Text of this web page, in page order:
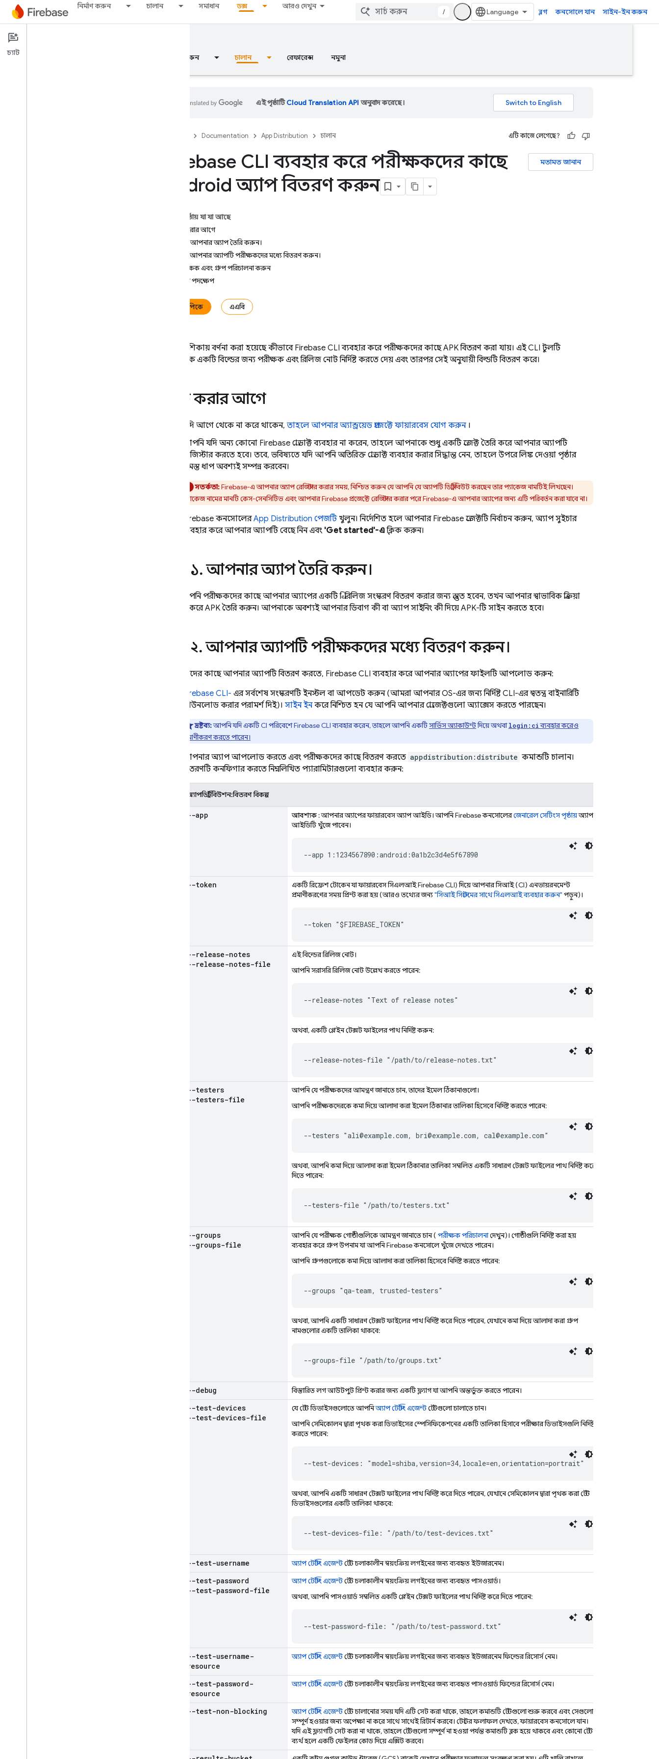
নির্মাণ করুন চালান সমাধান ডক্স আরও দেখুন
/ ব্লগ কনসোলে যান সাইন-ইন করুন
Documentation
ওভারভিউ নির্মাণ করুন চালান রেফারেন্স নমুনা
এই পৃষ্ঠাটিCloud Translation API অনুবাদ করেছে।
Documentation App Distribution চালান এটি কাজে লেগেছে?
মতামত জানান
Firebase CLI ব্যবহার করে পরীক্ষকদের কাছে
Android অ্যাপ বিতরণ করুন
এই পৃষ্ঠায় যা যা আছে
শুরু করার আগে
ধাপ ১. আপনার অ্যাপ তৈরি করুন।
ধাপ ২. আপনার অ্যাপটি পরীক্ষকদের মধ্যে বিতরণ করুন।
পরীক্ষক এবং গ্রুপ পরিচালনা করুন
পরবর্তী পদক্ষেপ
এপিকে এএবি
এই নির্দেশিকায় বর্ণনা করা হয়েছে কীভাবে Firebase CLI ব্যবহার করে পরীক্ষকদের কাছে APK বিতরণ করা যায়। এই CLI টুলটি
আপনাকে একটি বিল্ডের জন্য পরীক্ষক এবং রিলিজ নোট নির্দিষ্ট করতে দেয় এবং তারপর সেই অনুযায়ী বিল্ডটি বিতরণ করে।
শুরু করার আগে
যদি আগে থেকে না করে থাকেন, তাহলে আপনার অ্যান্ড্রয়েড প্রজেক্টে ফায়ারবেস যোগ করুন।
আপনি যদি অন্য কোনো Firebase প্রোডাক্ট ব্যবহার না করেন, তাহলে আপনাকে শুধু একটি প্রজেক্ট তৈরি করে আপনার অ্যাপটি
রেজিস্টার করতে হবে। তবে, ভবিষ্যতে যদি আপনি অতিরিক্ত প্রোডাক্ট ব্যবহার করার সিদ্ধান্ত নেন, তাহলে উপরে লিঙ্ক দেওয়া পৃষ্ঠার
সমস্ত ধাপ অবশ্যই সম্পন্ন করবেন।
সতর্কতা:Firebase-এ আপনার অ্যাপ রেজিস্টার করার সময়, নিশ্চিত করুন যে আপনি যে অ্যাপটি ডিস্ট্রিবিউট করছেন তার প্যাকেজ নামটিই লিখছেন।
প্যাকেজ নামের মানটি কেস-সেনসিটিভ এবং আপনার Firebase প্রজেক্টে রেজিস্টার করার পরে Firebase-এ আপনার অ্যাপের জন্য এটি পরিবর্তন করা যাবে না।
Firebase কনসোলেরApp Distribution পেজটিখুলুন। নির্দেশিত হলে আপনার Firebase প্রজেক্টটি নির্বাচন করুন, অ্যাপ সুইচার
ব্যবহার করে আপনার অ্যাপটি বেছে নিন এবং 'Get started'-এক্লিক করুন।
ধাপ ১.আপনার অ্যাপ তৈরি করুন।
যখন আপনি পরীক্ষকদের কাছে আপনার অ্যাপের একটি প্রি-রিলিজ সংস্করণ বিতরণ করার জন্য প্রস্তুত হবেন, তখন আপনার স্বাভাবিক প্রক্রিয়া
ব্যবহার করে APK তৈরি করুন। আপনাকে অবশ্যই আপনার ডিবাগ কী বা অ্যাপ সাইনিং কী দিয়ে APK-টি সাইন করতে হবে।
ধাপ ২.আপনার অ্যাপটি পরীক্ষকদের মধ্যে বিতরণ করুন।
পরীক্ষকদের কাছে আপনার অ্যাপটি বিতরণ করতে, Firebase CLI ব্যবহার করে আপনার অ্যাপের ফাইলটি আপলোড করুন:
Firebase CLI- এর সর্বশেষ সংস্করণটি ইনস্টল বা আপডেট করুন (আমরা আপনার OS-এর জন্য নির্দিষ্ট CLI-এর স্বতন্ত্র বাইনারিটি
ডাউনলোড করার পরামর্শ দিই)। সাইন ইনকরে নিশ্চিত হন যে আপনি আপনার প্রোজেক্টগুলো অ্যাক্সেস করতে পারছেন।
দ্রষ্টব্য:আপনি যদি একটি CI পরিবেশে Firebase CLI ব্যবহার করেন, তাহলে আপনি একটিসার্ভিস অ্যাকাউন্টদিয়ে অথবাlogin:ciব্যবহার করেও
প্রমাণীকরণ করতে পারেন।
আপনার অ্যাপ আপলোড করতে এবং পরীক্ষকদের কাছে বিতরণ করতে appdistribution:distribute কমান্ডটি চালান।
বিতরণটি কনফিগার করতে নিম্নলিখিত প্যারামিটারগুলো ব্যবহার করুন:
অ্যাপডিস্ট্রিবিউশন:বিতরণ বিকল্প
--app আবশ্যক: আপনার অ্যাপের ফায়ারবেস অ্যাপ আইডি। আপনিFirebaseকনসোলেরজেনারেল সেটিংস পৃষ্ঠায়অ্যাপ
আইডিটি খুঁজে পাবেন।
--app 1:1234567890:android:0a1b2c3d4e5f67890
--token একটি রিফ্রেশ টোকেন যা ফায়ারবেস সিএলআইFirebaseCLI) দিয়ে আপনার সিআই (CI) এনভায়রনমেন্ট
প্রমাণীকরণের সময় প্রিন্ট করা হয় (আরও তথ্যের জন্য"সিআই সিস্টেমের সাথে সিএলআই ব্যবহার করুন" পড়ুন)।
--token "$FIREBASE_TOKEN"
--release-notes
--release-notes-file
এই বিল্ডের রিলিজ নোট।
আপনি সরাসরি রিলিজ নোট উল্লেখ করতে পারেন:
--release-notes "Text of release notes"
অথবা, একটি প্লেইন টেক্সট ফাইলের পাথ নির্দিষ্ট করুন:
--release-notes-file "/path/to/release-notes.txt"
--testers
--testers-file
আপনি যে পরীক্ষকদের আমন্ত্রণ জানাতে চান, তাদের ইমেল ঠিকানাগুলো।
আপনি পরীক্ষকদেরকে কমা দিয়ে আলাদা করা ইমেল ঠিকানার তালিকা হিসেবে নির্দিষ্ট করতে পারেন:
--testers "ali@example.com, bri@example.com, cal@example.com"
অথবা, আপনি কমা দিয়ে আলাদা করা ইমেল ঠিকানার তালিকা সম্বলিত একটি সাধারণ টেক্সট ফাইলের পাথ নির্দিষ্ট করে
দিতে পারেন:
--testers-file "/path/to/testers.txt"
--groups
--groups-file
আপনি যে পরীক্ষক গোষ্ঠীগুলিকে আমন্ত্রণ জানাতে চান ( পরীক্ষক পরিচালনাদেখুন)। গোষ্ঠীগুলি নির্দিষ্ট করা হয়
ব্যবহার করেগ্রুপ উপনামযা আপনিFirebaseকনসোলে খুঁজে দেখতে পারেন।
আপনি গ্রুপগুলোকে কমা দিয়ে আলাদা করা তালিকা হিসেবে নির্দিষ্ট করতে পারেন:
--groups "qa-team, trusted-testers"
অথবা, আপনি একটি সাধারণ টেক্সট ফাইলের পাথ নির্দিষ্ট করে দিতে পারেন, যেখানে কমা দিয়ে আলাদা করা গ্রুপ
নামগুলোর একটি তালিকা থাকবে:
--groups-file "/path/to/groups.txt"
--debug বিস্তারিত লগ আউটপুট প্রিন্ট করার জন্য একটি ফ্ল্যাগ যা আপনি অন্তর্ভুক্ত করতে পারেন।
--test-devices
--test-devices-file
যে টেস্ট ডিভাইসগুলোতে আপনিঅ্যাপ টেস্টিং এজেন্টটেস্টগুলো চালাতে চান।
আপনি সেমিকোলন দ্বারা পৃথক করা ডিভাইসের স্পেসিফিকেশনের একটি তালিকা হিসাবে পরীক্ষার ডিভাইসগুলি নির্দিষ্ট
করতে পারেন:
--test-devices: "model=shiba,version=34,locale=en,orientation=portrait"
অথবা, আপনি একটি সাধারণ টেক্সট ফাইলের পাথ নির্দিষ্ট করে দিতে পারেন, যেখানে সেমিকোলন দ্বারা পৃথক করা টেস্ট
ডিভাইসগুলোর একটি তালিকা থাকবে:
--test-devices-file: "/path/to/test-devices.txt"
--test-username অ্যাপ টেস্টিং এজেন্টটেস্ট চলাকালীন স্বয়ংক্রিয় লগইনের জন্য ব্যবহৃত ইউজারনেম।
--test-password
--test-password-file
অ্যাপ টেস্টিং এজেন্টটেস্ট চলাকালীন স্বয়ংক্রিয় লগইনের জন্য ব্যবহৃত পাসওয়ার্ড।
অথবা, আপনি পাসওয়ার্ড সম্বলিত একটি প্লেইন টেক্সট ফাইলের পাথ নির্দিষ্ট করে দিতে পারেন:
--test-password-file: "/path/to/test-password.txt"
--test-username-
resource
অ্যাপ টেস্টিং এজেন্টটেস্ট চলাকালীন স্বয়ংক্রিয় লগইনের জন্য ব্যবহৃত ইউজারনেম ফিল্ডের রিসোর্স নেম।
--test-password-
resource
অ্যাপ টেস্টিং এজেন্টটেস্ট চলাকালীন স্বয়ংক্রিয় লগইনের জন্য ব্যবহৃত পাসওয়ার্ড ফিল্ডের রিসোর্স নেম।
--test-non-blocking অ্যাপ টেস্টিং এজেন্টটেস্ট চালানোর সময় যদি এটি সেট করা থাকে, তাহলে কমান্ডটি টেস্টগুলো শুরু করবে এবং সেগুলো
সম্পূর্ণ হওয়ার জন্য অপেক্ষা না করে সাথে সাথেই রিটার্ন করবে। টেস্টের ফলাফল দেখতে, ফায়ারবেস কনসোলে যান।
যদি এই ফ্ল্যাগটি সেট করা না থাকে, তাহলে টেস্টগুলো সম্পূর্ণ না হওয়া পর্যন্ত কমান্ডটি ব্লক হয়ে থাকবে এবং কোনো টেস্ট
ব্যর্থ হলে একটি ফেইলর কোড দিয়ে এক্সিট করবে।
চ্যাট